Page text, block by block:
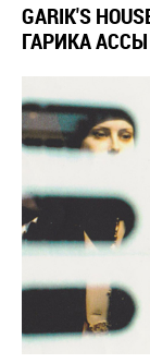
GARIK'S
ГАРИКА